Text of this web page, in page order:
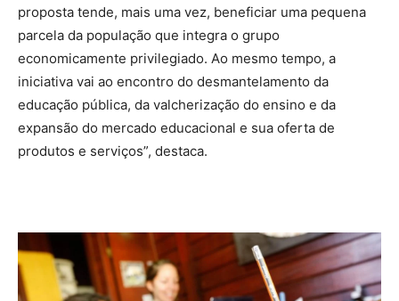
proposta tende, mais uma vez, beneficiar uma pequena
parcela da população que integra o grupo
economicamente privilegiado. Ao mesmo tempo, a
iniciativa vai ao encontro do desmantelamento da
educação pública, da valcherização do ensino e da
expansão do mercado educacional e sua oferta de
produtos e serviços”, destaca.